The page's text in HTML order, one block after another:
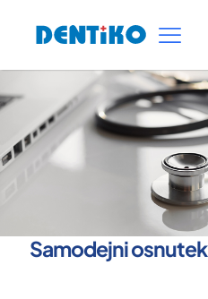
Samodejni osnutek